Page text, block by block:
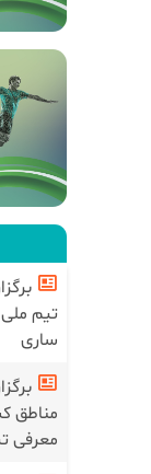
ساری
مناطق
معرفی